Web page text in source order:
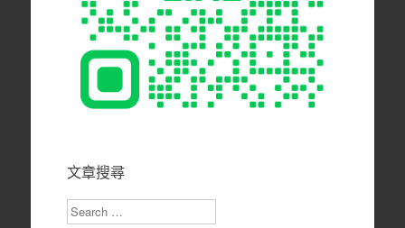
文章搜尋
Search